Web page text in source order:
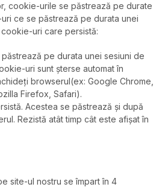
cookie-urile se păstrează pe durate
ce se păstrează pe durata unei
uri care persistă:
pe durata unei sesiuni de
uri sunt șterse automat în
browserul(ex: Google Chrome,
Firefox, Safari).
Acestea se păstrează și după
Rezistă atât timp cât este afișat în
site-ul nostru se împart în 4